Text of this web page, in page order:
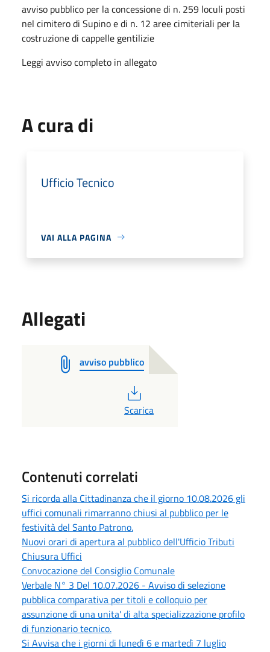
avviso pubblico per la concessione di n. 259 loculi posti
nel cimitero di Supino e di n. 12 aree cimiteriali per la
costruzione di cappelle gentilizie
Leggi avviso completo in allegato
A cura di
Ufficio Tecnico
VAI ALLA PAGINA
Allegati
avviso pubblico
PDF
Scarica
Contenuti correlati
Si ricorda alla Cittadinanza che il giorno 10.08.2026 gli
uffici comunali rimarranno chiusi al pubblico per le
festività del Santo Patrono.
Nuovi orari di apertura al pubblico dell'Ufficio Tributi
Chiusura Uffici
Convocazione del Consiglio Comunale
Verbale N° 3 Del 10.07.2026 - Avviso di selezione
pubblica comparativa per titoli e colloquio per
assunzione di una unita' di alta specializzazione profilo
di funzionario tecnico.
Si Avvisa che i giorni di lunedì 6 e martedì 7 luglio